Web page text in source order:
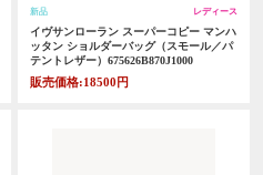
新品 レディース
イヴサンローラン スーパーコピー マンハ
ッタン ショルダーバッグ（スモール／パ
テントレザー）675626B870J1000
販売価格:18500円